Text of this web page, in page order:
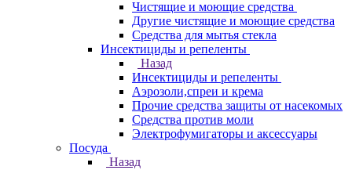
Чистящие и моющие средства
Другие чистящие и моющие средства
Средства для мытья стекла
Инсектициды и репеленты
Назад
Инсектициды и репеленты
Аэрозоли,спреи и крема
Прочие средства защиты от насекомых
Средства против моли
Электрофумигаторы и аксессуары
Посуда
Назад